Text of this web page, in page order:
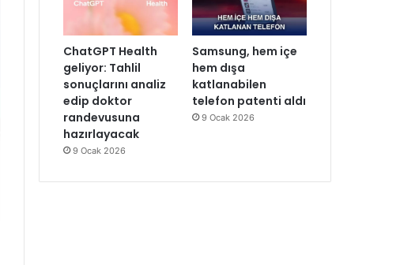
ChatGPT Health
geliyor: Tahlil
sonuçlarını analiz
edip doktor
randevusuna
hazırlayacak
9 Ocak 2026
Samsung, hem içe
hem dışa
katlanabilen
telefon patenti aldı
9 Ocak 2026